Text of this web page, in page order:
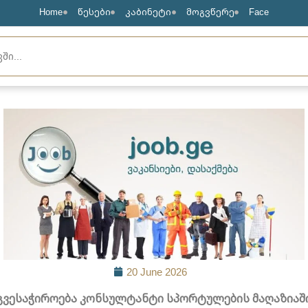
Home წესები კაბინეტი მოგვწერე Face
20 June 2026
კონსულტანტი სპორტულების